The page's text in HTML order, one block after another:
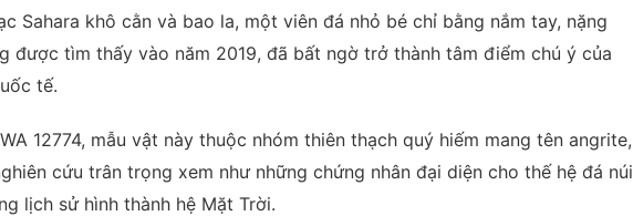
Sahara khô cằn và bao la, một viên đá nhỏ bé chỉ bằng nắm tay, nặng
được tìm thấy vào năm 2019, đã bất ngờ trở thành tâm điểm chú ý của
tế.
12774, mẫu vật này thuộc nhóm thiên thạch quý hiếm mang tên angrite,
cứu trân trọng xem như những chứng nhân đại diện cho thế hệ đá núi
lịch sử hình thành hệ Mặt Trời.